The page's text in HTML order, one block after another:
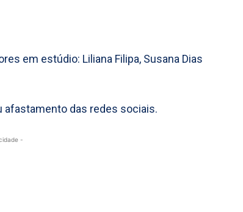
em estúdio: Liliana Filipa, Susana Dias
afastamento das redes sociais.
-